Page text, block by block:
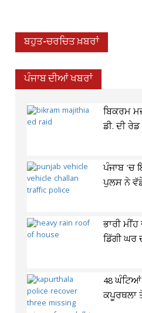
ਬਹੁਤ-ਚਰਚਿਤ ਖ਼ਬਰਾਂ
ਪੰਜਾਬ ਦੀਆਂ ਖਬਰਾਂ
ਬਿਕਰਮ
ਡੀ. ਦੀ ਰੇਡ
ਪੰਜਾਬ 'ਚ
ਪੁਲਸ ਨੇ
ਭਾਰੀ
ਡਿੱਗੀ ਘਰ
48
ਕਪੂਰਥਲਾ